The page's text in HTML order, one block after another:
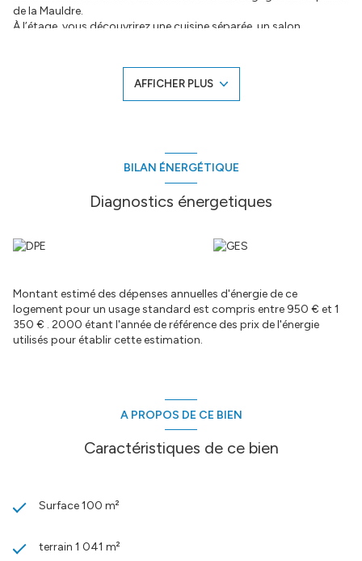
de la Mauldre.
À l’étage, vous découvrirez une cuisine séparée, un salon
Le rez-de-jardin, entièrement rénové, offre une pièce lumineuse
avec baie vitrée, une buanderie et deux autres pièces pouvant
faire office de chambres.
Des travaux sont à prévoir afin de personnaliser la maison selon
vos goûts et adapter les espaces à votre confort
disponibles sur le site
AFFICHER PLUS
BILAN ÉNERGÉTIQUE
Diagnostics énergetiques
Montant estimé des dépenses annuelles d'énergie de ce
logement pour un usage standard est compris entre 950 € et 1
350 € . 2000 étant l'année de référence des prix de l'énergie
utilisés pour établir cette estimation.
A PROPOS DE CE BIEN
Caractéristiques de ce bien
Surface 100 m²
terrain 1 041 m²